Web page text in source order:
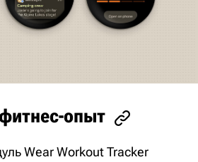
опыт
Wear Workout Tracker